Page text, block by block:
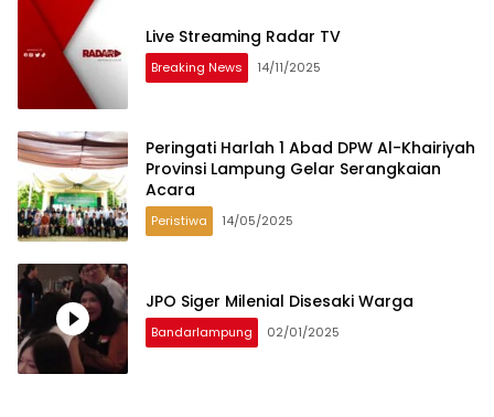
Live Streaming Radar TV
Breaking News 14/11/2025
Peringati Harlah 1 Abad DPW Al-Khairiyah
Provinsi Lampung Gelar Serangkaian
Acara
Peristiwa 14/05/2025
JPO Siger Milenial Disesaki Warga
Bandarlampung 02/01/2025